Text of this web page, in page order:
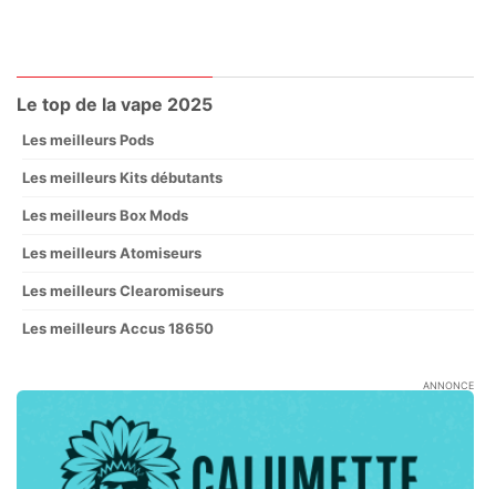
Le top de la vape 2025
Les meilleurs Pods
Les meilleurs Kits débutants
Les meilleurs Box Mods
Les meilleurs Atomiseurs
Les meilleurs Clearomiseurs
Les meilleurs Accus 18650
ANNONCE